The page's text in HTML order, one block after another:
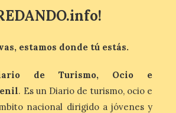
Eclipse
agosto.
estamos donde tú estás.
de Turismo, Ocio e
. Es un Diario de turismo, ocio e
nacional dirigido a jóvenes y